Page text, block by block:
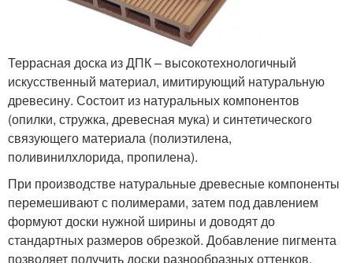
Террасная доска из ДПК – высокотехнологичный
искусственный материал, имитирующий натуральную
древесину. Состоит из натуральных компонентов
(опилки, стружка, древесная мука) и синтетического
связующего материала (полиэтилена,
поливинилхлорида, пропилена).
При производстве натуральные древесные компоненты
перемешивают с полимерами, затем под давлением
формуют доски нужной ширины и доводят до
стандартных размеров обрезкой. Добавление пигмента
позволяет получить доски разнообразных оттенков.